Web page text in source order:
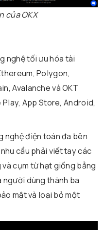
của OKX
nghệ tối ưu hóa tài
Polygon,
Avalanche và OKT
App Store, Android,
nghệ điện toán đa bên
cầu phải viết tay các
cụm từ hạt giống bằng
dùng thành ba
mật và loại bỏ một